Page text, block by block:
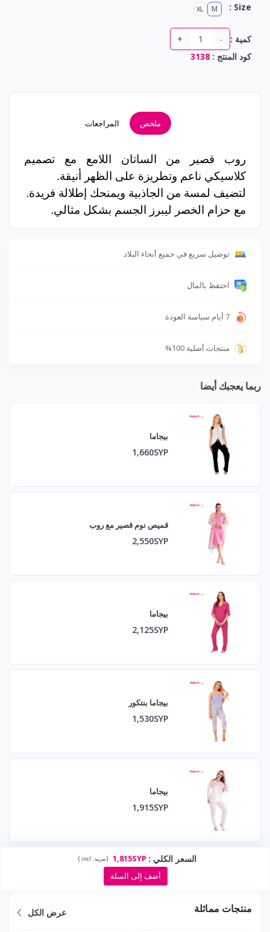
Size :
M
XL
كمية : -
+
كود المنتج : 3138
ملخص المراجعات
روب قصير من الساتان اللامع مع تصميم
كلاسيكي ناعم وتطريزة على الظهر أنيقة.
لتضيف لمسة من الجاذبية ويمنحك إطلالة فريدة.
مع حزام الخصر ليبرز الجسم بشكل مثالي.
توصيل سريع في جميع أنحاء البلاد
احتفظ بالمال
7 أيام سياسة العودة
منتجات أصلية 100%
ربما يعجبك أيضا
بيجاما
1,660SYP
قميص نوم قصير مع روب
2,550SYP
بيجاما
2,125SYP
بيجاما بنتكور
1,530SYP
بيجاما
1,915SYP
السعر الكلي :
1,815SYP
(ضريبة : incl.
)
أضف إلى السلة
منتجات مماثلة عرض الكل